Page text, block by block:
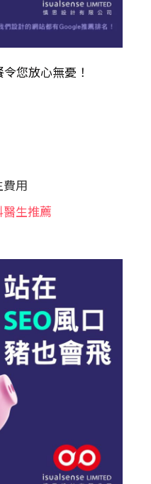
令您放心無憂！
用
生推薦